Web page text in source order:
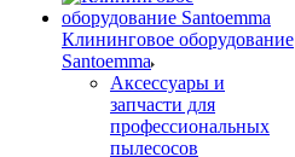
Клининговое оборудование
Santoemma
Аксессуары и
запчасти для
профессиональных
пылесосов